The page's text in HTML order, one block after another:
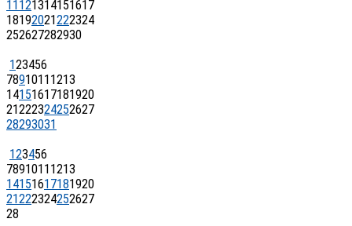
11 121314151617
18192021222324
252627282930
123456
7891011 1213
14151617181920
21222324252627
28293031
123456
7891011 1213
14151617181920
21222324252627
28